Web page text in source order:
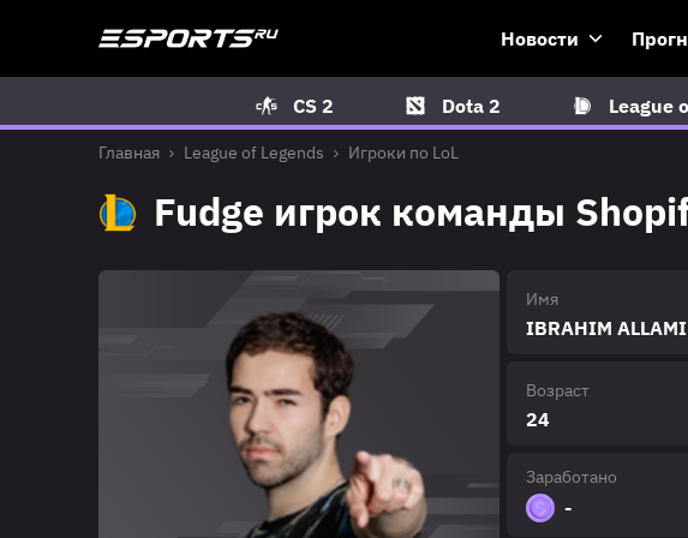
Новости
CS 2 Dota 2 League
Главная League of Legends Игроки по LoL
Fudge игрок команды
Имя
IBRAHIM ALLAMI
Возраст
24
Заработано
-